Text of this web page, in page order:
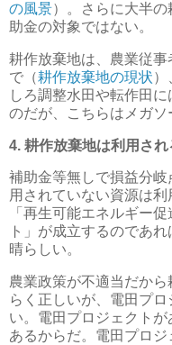
の風景）。さらに大半
助金の対象ではない。
耕作放棄地は、農業従
で（耕作放棄地の現状）
しろ調整水田や転作田
のだが、こちらはメガソ
4. 耕作放棄地は利用さ
補助金等無しで損益分
用されていない資源は
「再生可能エネルギー
ト」が成立するのであ
晴らしい。
農業政策が不適当だか
らく正しいが、電田プ
い。電田プロジェクト
あるからだ。電田プロ